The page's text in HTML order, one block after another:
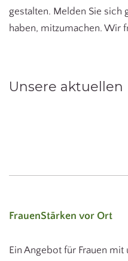
gestalten. Melden Sie sich
haben, mitzumachen. Wir
Unsere aktuellen
FrauenStärken vor Ort
Ein Angebot für Frauen mit